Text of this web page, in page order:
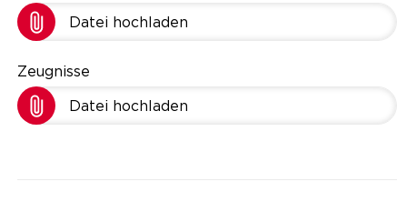
Datei hochladen
Zeugnisse
Datei hochladen